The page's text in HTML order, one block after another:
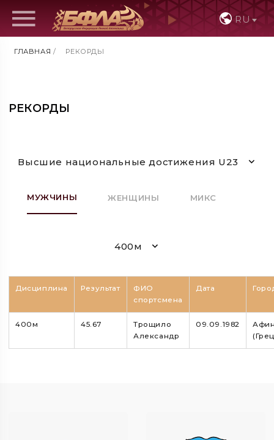
RU
ГЛАВНАЯ / РЕКОРДЫ
РЕКОРДЫ
Высшие национальные достижения U23
МУЖЧИНЫ ЖЕНЩИНЫ МИКС
400м
Дисциплина Результат
ФИО
спортсмена
Дата
400м 45.67
Трощило
Александр
09.09.1982